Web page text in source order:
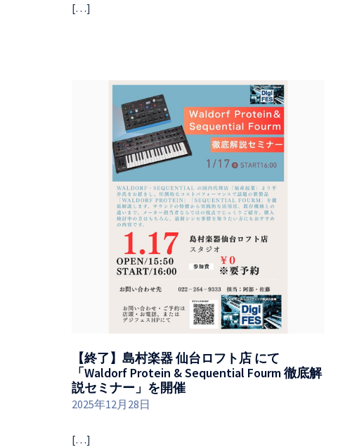
[…]
【終了】島村楽器 仙台ロフト店 にて
「Waldorf Protein & Sequential Fourm 徹底解
説セミナー」を開催
2025年12月28日
[…]